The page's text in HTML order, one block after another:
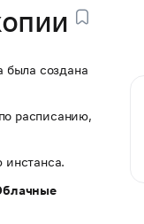
была создана
расписанию,
инстанса.